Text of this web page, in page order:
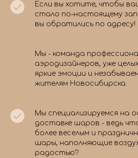
Если вы хотите, чтобы
стало по-настоящему
вы обратились по адресу!
Мы - команда
аэродизайнеров, уже
яркие эмоции и
жителям Новосибирска.
Мы специализируемся на
доставке шаров - ведь
более веселым и
шары, наполняющие
радостью?